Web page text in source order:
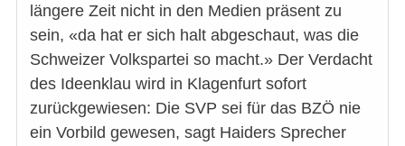
längere Zeit nicht in den Medien präsent zu
sein, «da hat er sich halt abgeschaut, was die
Schweizer Volkspartei so macht.» Der Verdacht
des Ideenklau wird in Klagenfurt sofort
zurückgewiesen: Die SVP sei für das BZÖ nie
ein Vorbild gewesen, sagt Haiders Sprecher